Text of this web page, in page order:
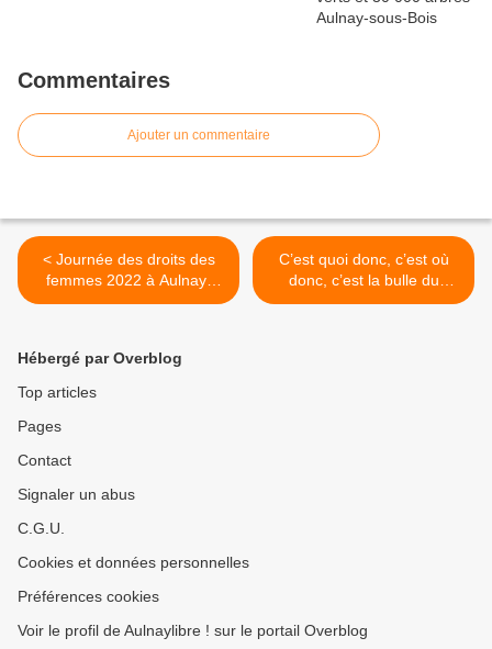
Commentaires
Ajouter un commentaire
< Journée des droits des
femmes 2022 à Aulnay-
sous-Bois : votez pour la
C’est quoi donc, c’est où
donc, c’est la bulle du
terrain de tennis du Moulin
Hébergé par Overblog
Top articles
Pages
Contact
Signaler un abus
C.G.U.
Cookies et données personnelles
Préférences cookies
Voir le profil de Aulnaylibre ! sur le portail Overblog